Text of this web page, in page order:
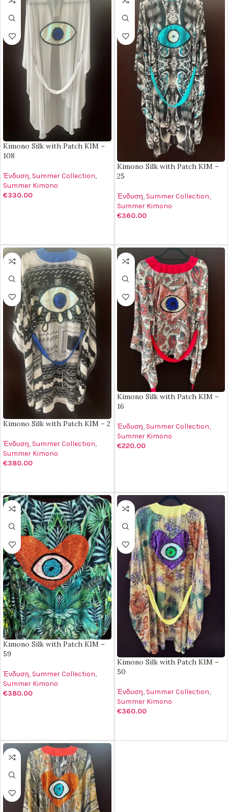
Kimono Silk with Patch KIM –
108
Ένδυση, Summer Collection,
Summer Kimono
€330.00
Kimono Silk with Patch KIM –
25
Ένδυση, Summer Collection,
Summer Kimono
€360.00
Kimono Silk with Patch KIM – 2
Ένδυση, Summer Collection,
Summer Kimono
€380.00
Kimono Silk with Patch KIM –
16
Ένδυση, Summer Collection,
Summer Kimono
€220.00
Kimono Silk with Patch KIM –
59
Ένδυση, Summer Collection,
Summer Kimono
€380.00
Kimono Silk with Patch KIM –
50
Ένδυση, Summer Collection,
Summer Kimono
€360.00